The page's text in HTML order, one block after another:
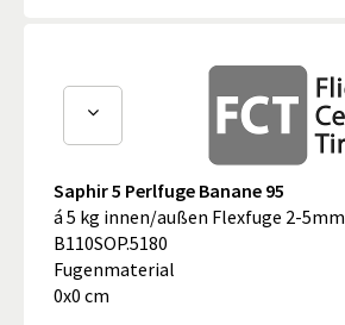
Saphir 5 Perlfuge Banane 95
á 5 kg innen/außen Flexfuge 2-5mm
B110SOP.5180
Fugenmaterial
0x0 cm